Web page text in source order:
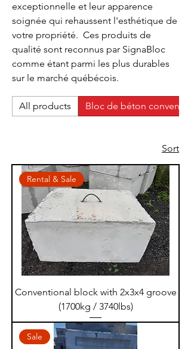
exceptionnelle et leur apparence
soignée qui rehaussent l'esthétique de
votre propriété. Ces produits de
qualité sont reconnus par SignaBloc
comme étant parmi les plus durables
sur le marché québécois.
All products Bloc de béton
Sort
Rental & Sale
Conventional block with 2x3x4 groove
(1700kg / 3740lbs)
Sale